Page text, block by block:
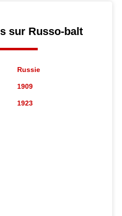
sur Russo-balt
Russie
1909
1923